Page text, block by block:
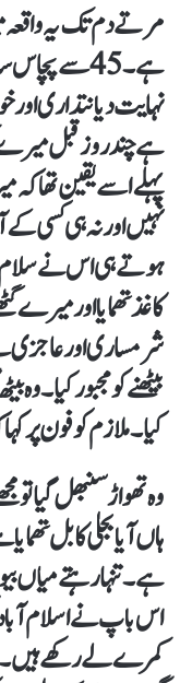
مرتے دم تک یہ
ہے۔ 45سے
نہایت دیانتداری اور
ہے چند روز قبل
پہلے اسے یقین تھا
نہیں اور نہ ہی کسی
ہوتے ہی اس نے
کاغذ تھمایا اور میرے
شرمساری اور عاجزی
بیٹھنے کو مجبور کیا۔ وہ
کیا۔ ملازم کو فون
وہ تھواڑ سنبھل گیا
ہاں آیا بجلی کا بل
ہے۔ تنہا رہتے میاں
اس باپ نے اسلام
کمرے لے رکھے ہیں۔